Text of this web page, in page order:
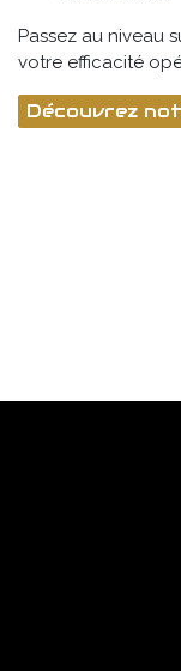
Passez au niveau
votre efficacité
Découvrez